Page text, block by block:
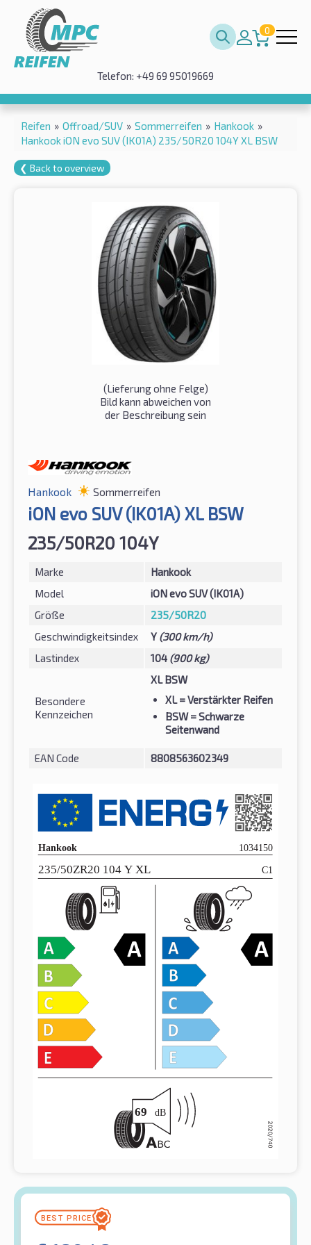
0
Telefon: +49 69 95019669
Reifen » Offroad/SUV » Sommerreifen » Hankook »
Hankook iON evo SUV (IK01A) 235/50R20 104Y XL BSW
❮ Back to overview
(Lieferung ohne Felge)
Bild kann abweichen von
der Beschreibung sein
Hankook Sommerreifen
iON evo SUV (IK01A) XL BSW
235/50R20 104Y
Marke
Hankook
Model
iON evo SUV (IK01A)
Größe
235/50R20
Geschwindigkeitsindex
Y (300 km/h)
Lastindex
104 (900 kg)
Besondere
Kennzeichen
XL BSW
XL= Verstärkter Reifen
BSW= Schwarze
Seitenwand
EAN Code 8808563602349